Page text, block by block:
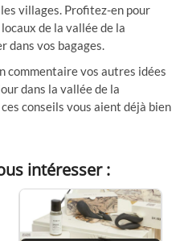
villages. Profitez-en pour
de la vallée de la
dans vos bagages.
commentaire vos autres idées
dans la vallée de la
conseils vous aient déjà bien
intéresser :